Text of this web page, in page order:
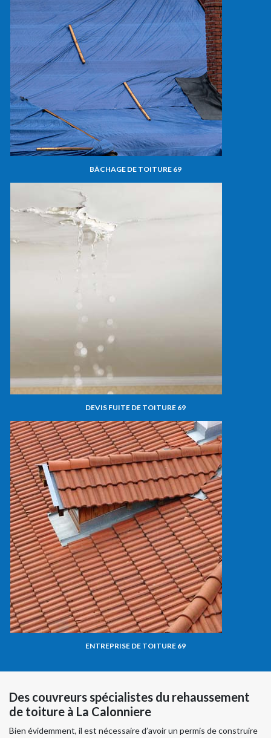
BÂCHAGE DE TOITURE 69
DEVIS FUITE DE TOITURE 69
ENTREPRISE DE TOITURE 69
Des couvreurs spécialistes du rehaussement
de toiture à La Calonniere
Bien évidemment, il est nécessaire d’avoir un permis de construire